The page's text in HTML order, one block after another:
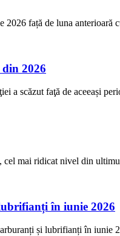
față de luna anterioară
2026
scăzut faţă de aceeași
mai ridicat nivel din
în iunie 2026
și lubrifianți în iunie